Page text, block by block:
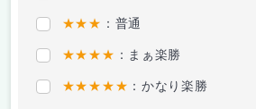
★★★ ：普通
★★★★ ：まぁ楽勝
★★★★★ ：かなり楽勝